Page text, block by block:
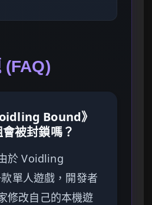
(FAQ)
Bound》
被封鎖嗎？
於 Voidling
單人遊戲，開發者
修改自己的本機遊